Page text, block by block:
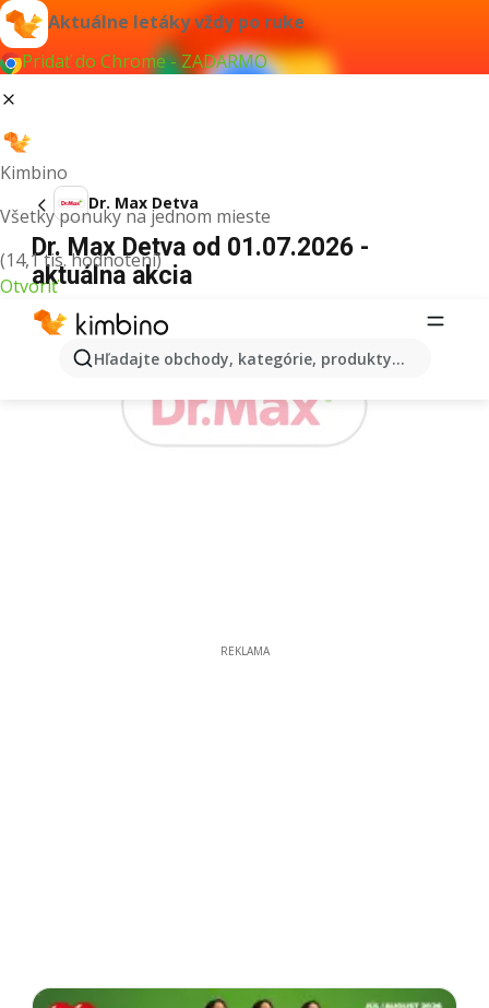
Aktuálne letáky vždy po ruke
Pridať do Chrome - ZADARMO
Kimbino
Všetky ponuky na jednom mieste
(14,1 tis. hodnotení)
Otvoriť
Hľadajte obchody, kategórie, produkty...
Dr. Max Detva
Dr. Max Detva od 01.07.2026 -
aktuálna akcia
REKLAMA